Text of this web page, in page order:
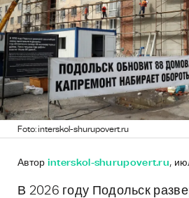
Foto: interskol-shurupovert.ru
Автор interskol-shurupovert.ru,
В 2026 году Подольск